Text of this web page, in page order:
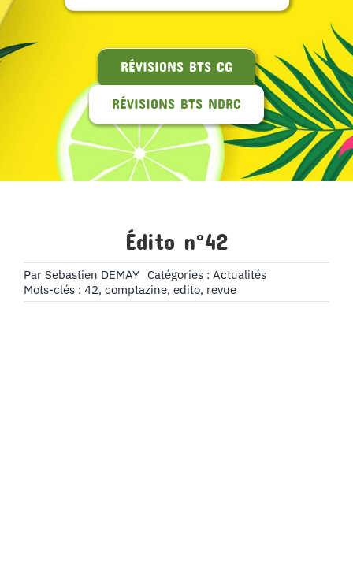
RÉVISIONS BTS CG
RÉVISIONS BTS NDRC
Édito n°42
Par Sebastien DEMAY Catégories : Actualités
Mots-clés : 42, comptazine, edito, revue